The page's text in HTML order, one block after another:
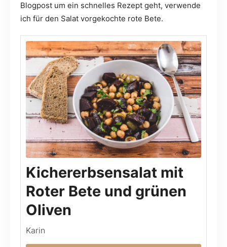
Blogpost um ein schnelles Rezept geht, verwende
ich für den Salat vorgekochte rote Bete.
Kichererbsensalat mit
Roter Bete und grünen
Oliven
Karin